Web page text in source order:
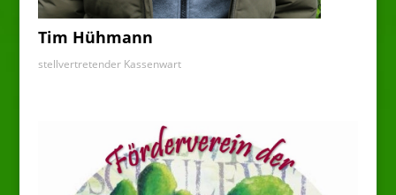
Tim Hühmann
stellvertretender Kassenwart